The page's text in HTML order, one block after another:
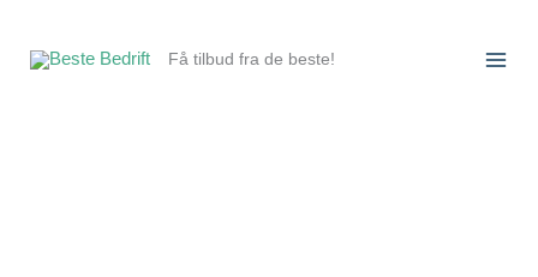
Få tilbud fra de beste!